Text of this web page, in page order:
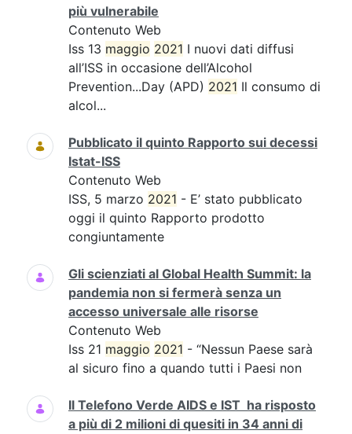
più vulnerabile
Contenuto Web
Iss 13 maggio 2021 I nuovi dati diffusi
all’ISS in occasione dell’Alcohol
Prevention...Day (APD) 2021 Il consumo di
alcol...
Pubblicato il quinto Rapporto sui decessi
Istat-ISS
Contenuto Web
ISS, 5 marzo 2021 - E’ stato pubblicato
oggi il quinto Rapporto prodotto
congiuntamente
Gli scienziati al Global Health Summit: la
pandemia non si fermerà senza un
accesso universale alle risorse
Contenuto Web
Iss 21 maggio 2021 - “Nessun Paese sarà
al sicuro fino a quando tutti i Paesi non
Il Telefono Verde AIDS e IST ha risposto
a più di 2 milioni di quesiti in 34 anni di